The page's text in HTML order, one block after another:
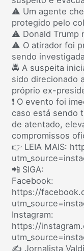
⚠️ Um agente
protegido pelo
⚠️ Donald Trump
⚠️ O atirador foi
sendo
🚔 A suspeita
sido direcionado
próprio ex-
❗ O evento foi
caso está sendo
de atentado,
compromissos
👉 LEIA MAIS:
📲 SIGA:
Facebook:
https://
Instagram:
https://
✍️ Jornalista